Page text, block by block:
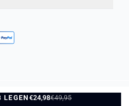
LEGEN€24,98€49,95
LEGEN
Geschäftsbedingungen